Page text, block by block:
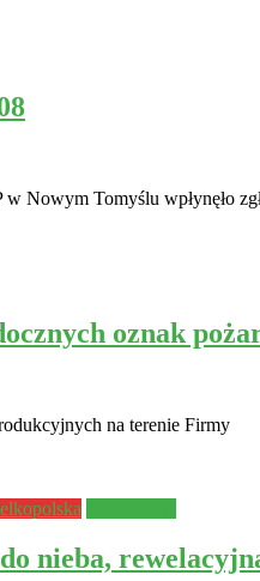
Nowym Tomyślu wpłynęło
oznak
na terenie Firmy
nieba,